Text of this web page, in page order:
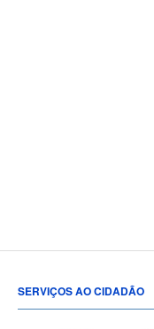
SERVIÇOS AO CIDADÃO